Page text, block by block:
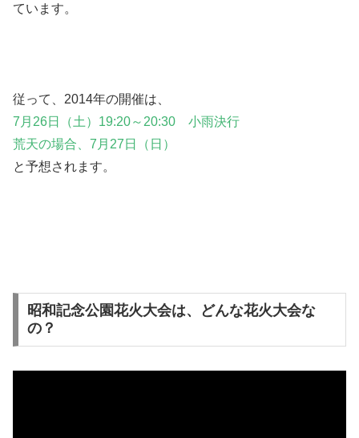
ています。
従って、2014年の開催は、
7月26日（土）19:20～20:30 小雨決行
荒天の場合、7月27日（日）
と予想されます。
昭和記念公園花火大会は、どんな花火大会な
の？